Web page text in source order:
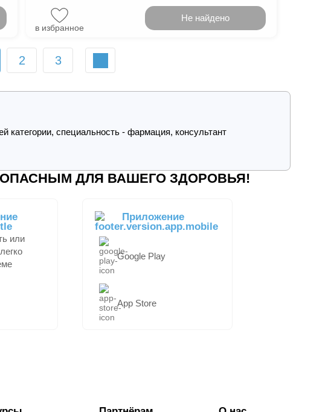
в избранное
Не найдено
2 3
специальность - фармация, консультант
ДЛЯ ВАШЕГО ЗДОРОВЬЯ!
или
Приложение
Google Play
App Store